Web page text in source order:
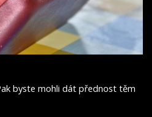
byste mohli dát přednost těm